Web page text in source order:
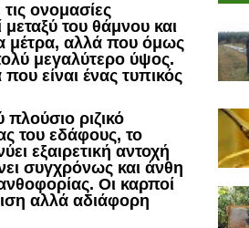
ονομασίες
του θάμνου και
μέτρα, αλλά που όμως
μεγαλύτερο ύψος.
είναι ένας τυπικός
πλούσιο ριζικό
του εδάφους, το
εξαιρετική αντοχή
συγχρόνως και άνθη
Οι καρποί
αλλά αδιάφορη